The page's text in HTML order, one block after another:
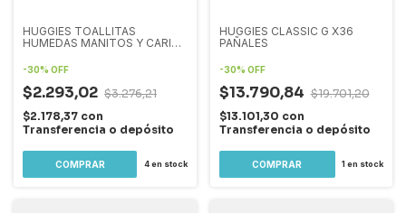
HUGGIES TOALLITAS
HUMEDAS MANITOS Y CARITA
-30% OFF
$2.293,02 $3.276,21
$2.178,37 con
Transferencia o depósito
4en stock
HUGGIES CLASSIC G X36
PAÑALES
-30% OFF
$13.790,84 $19.701,20
$13.101,30 con
Transferencia o depósito
1 en stock